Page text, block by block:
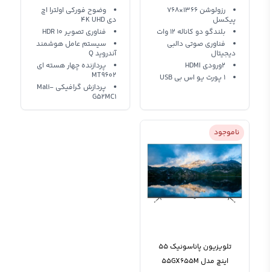
رزولوشن 1366×768
پیکسل
بلندگو دو کاناله 12 وات
فناوری صوتی دالبی
دیجیتال
2ورودی HDMI
1 پورت یو اس بی USB
وضوح فورکی اولترا اچ
دی 4K UHD
فناوری تصویر HDR 10
سیستم عامل هوشمند
آندروید Q
پردازنده چهار هسته ای
MT9602
پردازش گرافیکی Mali-
G52MC1
ناموجود
تلویزیون پاناسونیک 55
اینچ مدل 55GX655M